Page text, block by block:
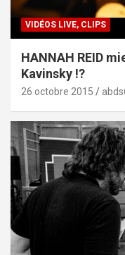
VIDÉOS LIVE, CLIPS
HANNAH REID
Kavinsky !?
26 octobre 2015